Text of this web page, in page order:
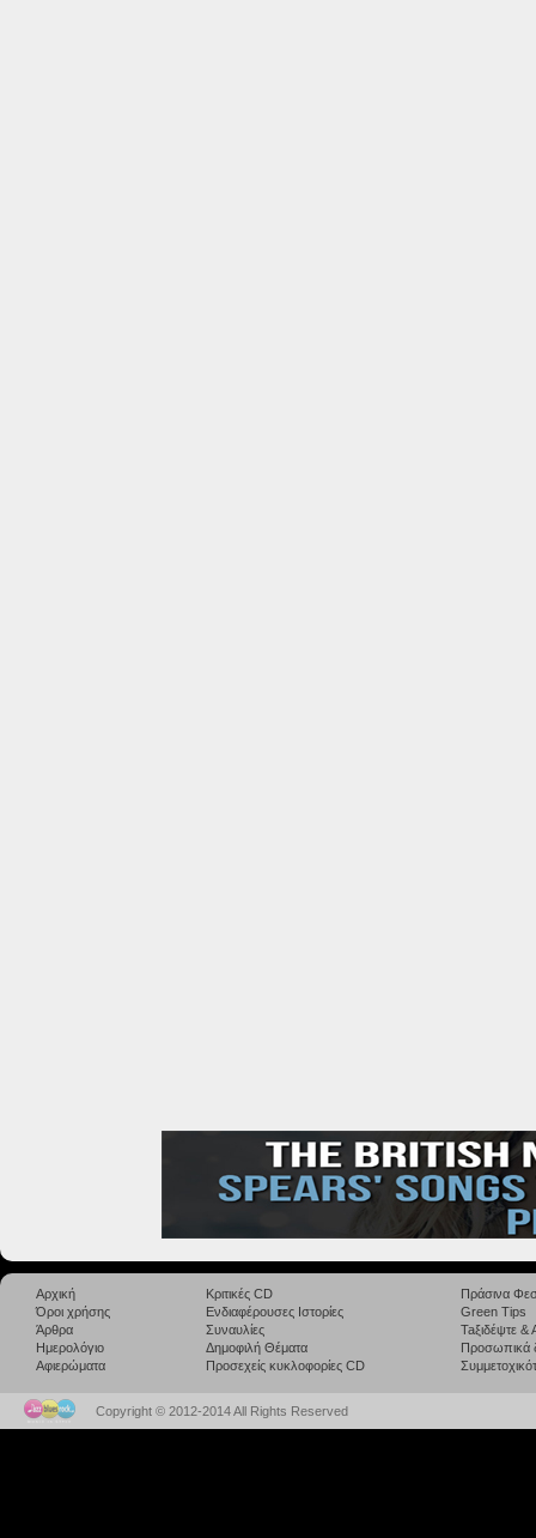
Αρχική
Όροι χρήσης
Άρθρα
Ημερολόγιο
Αφιερώματα
Κριτικές CD
Ενδιαφέρουσες Ιστορίες
Συναυλίες
Δημοφιλή Θέματα
Προσεχείς κυκλοφορίες CD
Πράσινα
Green Tips
Taξιδέψτε
Προσωπικά
Copyright © 2012-2014 All Rights Reserved